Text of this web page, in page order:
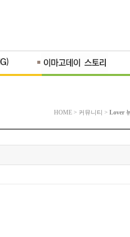
HOME > 커뮤니티 > Lover